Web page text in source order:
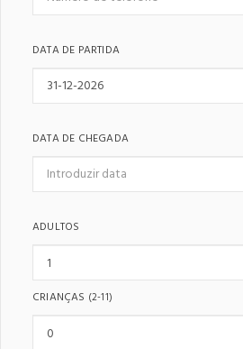
DATA DE PARTIDA
DATA DE CHEGADA
ADULTOS
CRIANÇAS (2-11)